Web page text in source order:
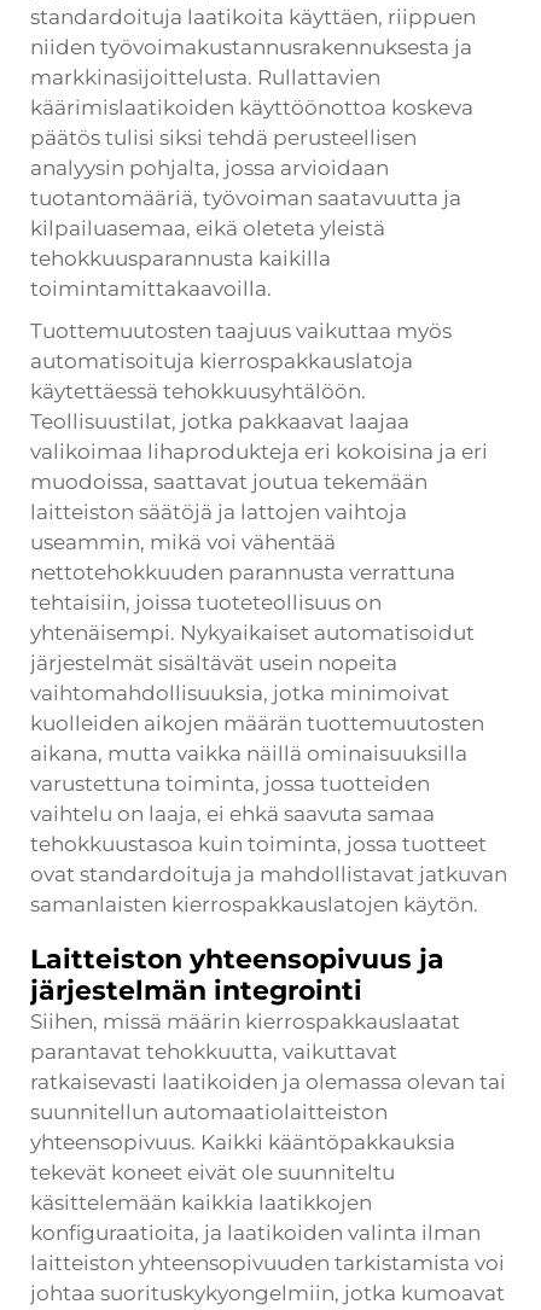
standardoituja laatikoita käyttäen, riippuen
niiden työvoimakustannusrakennuksesta ja
markkinasijoittelusta. Rullattavien
käärimislaatikoiden käyttöönottoa koskeva
päätös tulisi siksi tehdä perusteellisen
analyysin pohjalta, jossa arvioidaan
tuotantomääriä, työvoiman saatavuutta ja
kilpailuasemaa, eikä oleteta yleistä
tehokkuusparannusta kaikilla
toimintamittakaavoilla.
Tuottemuutosten taajuus vaikuttaa myös
automatisoituja kierrospakkauslatoja
käytettäessä tehokkuusyhtälöön.
Teollisuustilat, jotka pakkaavat laajaa
valikoimaa lihaprodukteja eri kokoisina ja eri
muodoissa, saattavat joutua tekemään
laitteiston säätöjä ja lattojen vaihtoja
useammin, mikä voi vähentää
nettotehokkuuden parannusta verrattuna
tehtaisiin, joissa tuoteteollisuus on
yhtenäisempi. Nykyaikaiset automatisoidut
järjestelmät sisältävät usein nopeita
vaihtomahdollisuuksia, jotka minimoivat
kuolleiden aikojen määrän tuottemuutosten
aikana, mutta vaikka näillä ominaisuuksilla
varustettuna toiminta, jossa tuotteiden
vaihtelu on laaja, ei ehkä saavuta samaa
tehokkuustasoa kuin toiminta, jossa tuotteet
ovat standardoituja ja mahdollistavat jatkuvan
samanlaisten kierrospakkauslatojen käytön.
Laitteiston yhteensopivuus ja
järjestelmän integrointi
Siihen, missä määrin kierrospakkauslaatat
parantavat tehokkuutta, vaikuttavat
ratkaisevasti laatikoiden ja olemassa olevan tai
suunnitellun automaatiolaitteiston
yhteensopivuus. Kaikki kääntöpakkauksia
tekevät koneet eivät ole suunniteltu
käsittelemään kaikkia laatikkojen
konfiguraatioita, ja laatikoiden valinta ilman
laitteiston yhteensopivuuden tarkistamista voi
johtaa suorituskykyongelmiin, jotka kumoavat